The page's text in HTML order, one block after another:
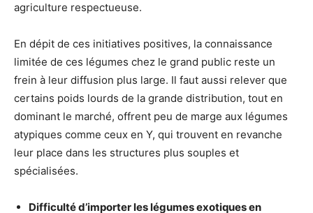
agriculture respectueuse.
En dépit de ces initiatives positives, la connaissance
limitée de ces légumes chez le grand public reste un
frein à leur diffusion plus large. Il faut aussi relever que
certains poids lourds de la grande distribution, tout en
dominant le marché, offrent peu de marge aux légumes
atypiques comme ceux en Y, qui trouvent en revanche
leur place dans les structures plus souples et
spécialisées.
Difficulté d’importer les légumes exotiques en